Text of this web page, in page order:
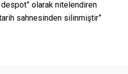
despot” olarak nitelendiren
sahnesinden silinmiştir”